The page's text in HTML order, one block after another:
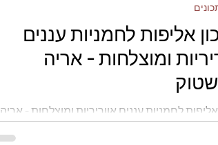
אליפות לחמניות עננים
ומוצלחות - אריה
לחמניות עננים אווריריות ומוצלחות - אריה